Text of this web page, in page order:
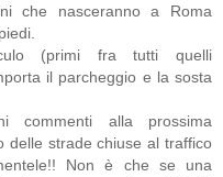
che nasceranno a Roma
(primi fra tutti quelli
il parcheggio e la sosta
commenti alla prossima
delle strade chiuse al traffico
Non è che se una